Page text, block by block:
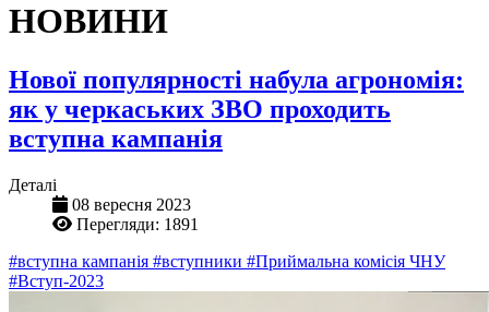
НОВИНИ
Нової популярності набула агрономія:
як у черкаських ЗВО проходить
вступна кампанія
Деталі
08 вересня 2023
Перегляди: 1891
#вступна кампанія #вступники #Приймальна комісія ЧНУ
#Вступ-2023